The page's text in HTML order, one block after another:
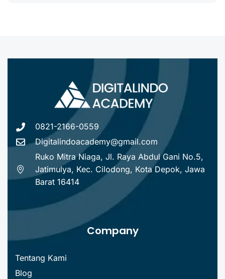
0821-2166-0559
Digitalindoacademy@gmail.com
Ruko Mitra Niaga, Jl. Raya Abdul Gani No.5,
Jatimulya, Kec. Cilodong, Kota Depok, Jawa
Barat 16414
Company
Tentang Kami
Blog